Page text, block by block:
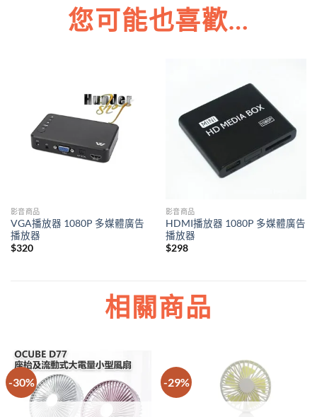
您可能也喜歡…
影音商品
VGA播放器 1080P 多媒體廣告
播放器
$320
影音商品
HDMI播放器 1080P 多媒體廣告
播放器
$298
相關商品
-30% -29%